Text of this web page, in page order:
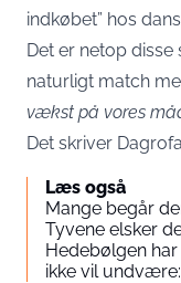
indkøbet” hos
Det er netop
naturligt match
vækst på vores
Det skriver
Læs også
Mange begår
Tyvene elsker
Hedebølgen
ikke vil